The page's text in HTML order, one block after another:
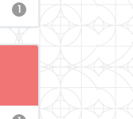
1